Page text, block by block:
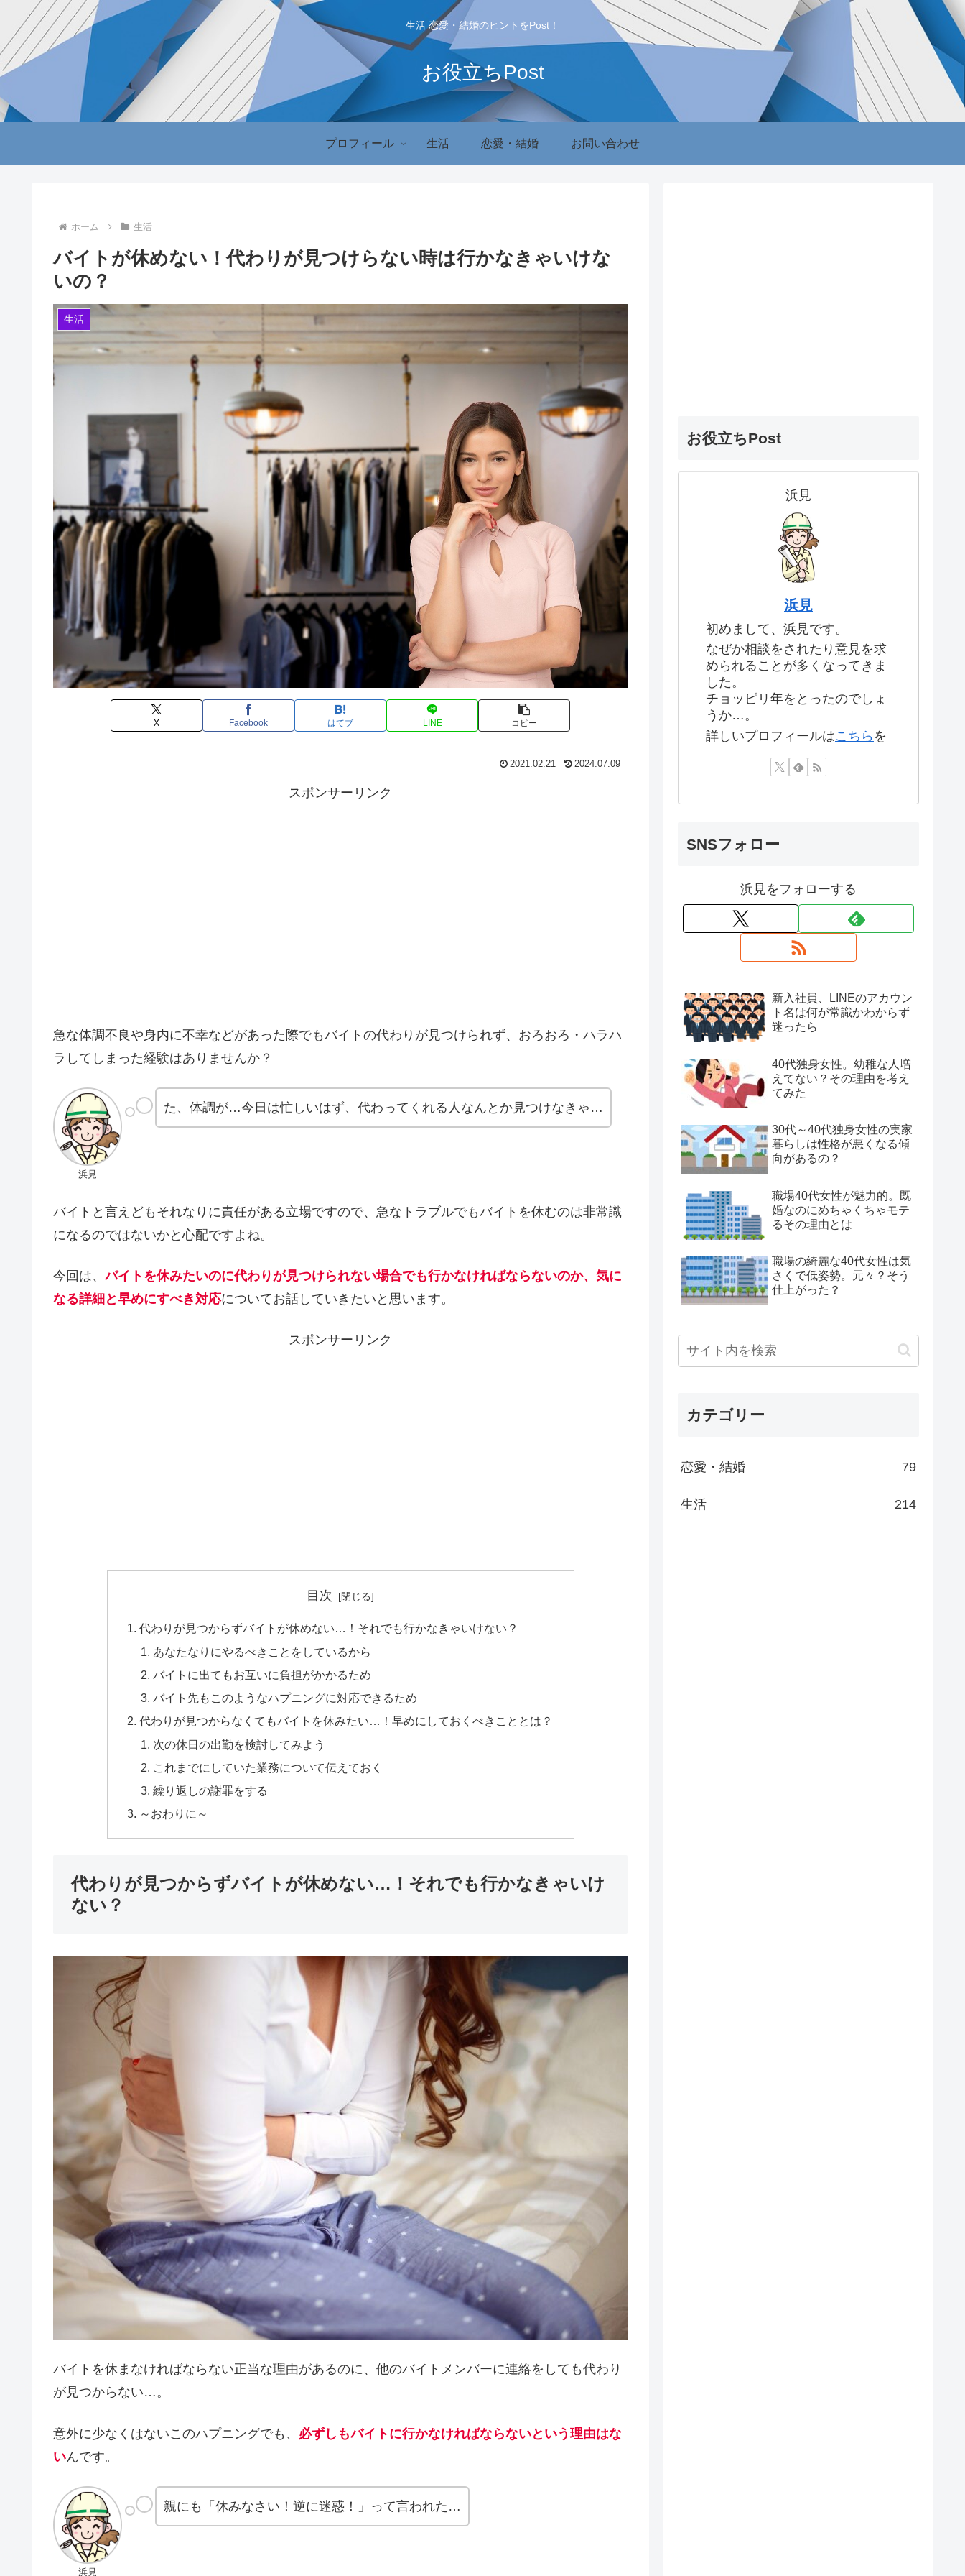
生活 恋愛・結婚のヒントをPost！
お役立ちPost
プロフィール 生活 恋愛・結婚 お問い合わせ
ホーム 生活
バイトが休めない！代わりが見つけらない時は行かなきゃいけな
いの？
生活
X Facebook はてブ LINE コピー
2021.02.21 2024.07.09
スポンサーリンク
急な体調不良や身内に不幸などがあった際でもバイトの代わりが見つけられず、おろおろ・ハラハ
ラしてしまった経験はありませんか？
浜見
た、体調が…今日は忙しいはず、代わってくれる人なんとか見つけなきゃ…
バイトと言えどもそれなりに責任がある立場ですので、急なトラブルでもバイトを休むのは非常識
になるのではないかと心配ですよね。
今回は、バイトを休みたいのに代わりが見つけられない場合でも行かなければならないのか、気に
なる詳細と早めにすべき対応についてお話していきたいと思います。
スポンサーリンク
目次
代わりが見つからずバイトが休めない…！それでも行かなきゃいけない？
あなたなりにやるべきことをしているから
バイトに出てもお互いに負担がかかるため
バイト先もこのようなハプニングに対応できるため
代わりが見つからなくてもバイトを休みたい…！早めにしておくべきこととは？
次の休日の出勤を検討してみよう
これまでにしていた業務について伝えておく
繰り返しの謝罪をする
～おわりに～
代わりが見つからずバイトが休めない…！それでも行かなきゃいけ
ない？
バイトを休まなければならない正当な理由があるのに、他のバイトメンバーに連絡をしても代わり
が見つからない…。
意外に少なくはないこのハプニングでも、 必ずしもバイトに行かなければならないという理由はな
いんです。
浜見
親にも「休みなさい！逆に迷惑！」って言われた…
お役立ちPost
浜見
浜見
初めまして、浜見です。
なぜか相談をされたり意見を求
められることが多くなってきま
した。
チョッピリ年をとったのでしょ
うか…。
詳しいプロフィールはこちら を
SNSフォロー
浜見をフォローする
新入社員、LINEのアカウン
ト名は何が常識かわからず
迷ったら
40代独身女性。幼稚な人増
えてない？その理由を考え
てみた
30代～40代独身女性の実家
暮らしは性格が悪くなる傾
向があるの？
職場40代女性が魅力的。既
婚なのにめちゃくちゃモテ
るその理由とは
職場の綺麗な40代女性は気
さくで低姿勢。元々？そう
仕上がった？
カテゴリー
恋愛・結婚 79
生活 214